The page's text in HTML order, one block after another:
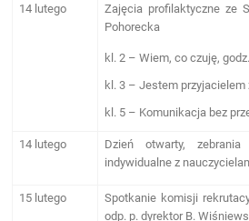
14 lutego
Zajęcia profilaktyczne ze
Pohorecka
kl. 2 – Wiem, co czuję,
kl. 3 – Jestem przyjacielem
kl. 5 – Komunikacja bez
14 lutego
Dzień otwarty,
indywidualne z
15 lutego
Spotkanie komisji
odp. p. dyrektor B.